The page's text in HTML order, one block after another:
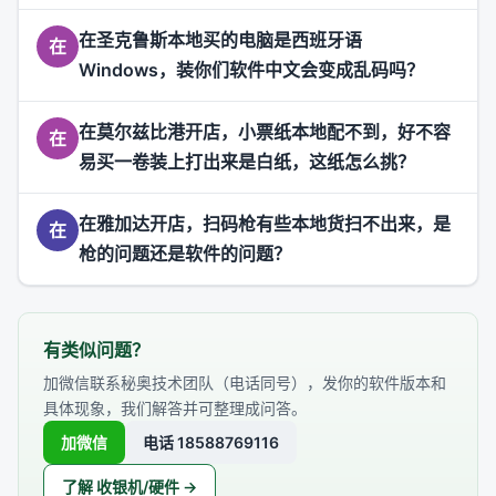
在 在圣克鲁斯本地买的电脑是西班牙语
Windows，装你们软件中文会变成乱码吗？
在 在莫尔兹比港开店，小票纸本地配不到，好不容
易买一卷装上打出来是白纸，这纸怎么挑？
在 在雅加达开店，扫码枪有些本地货扫不出来，是
枪的问题还是软件的问题？
有类似问题？
加微信联系秘奥技术团队（电话同号），发你的软件版本和
具体现象，我们解答并可整理成问答。
加微信
电话 18588769116
了解 收银机/硬件 →